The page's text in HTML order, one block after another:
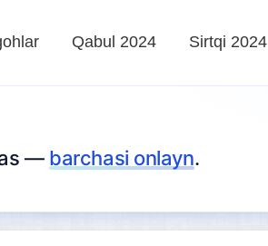
Qabul 2024 Sirtqi 2024
— barchasi onlayn.